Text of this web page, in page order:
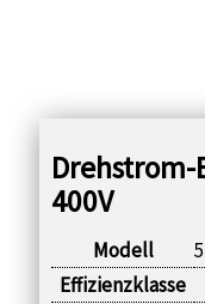
Drehstrom-
400V
Modell
Effizienzklasse